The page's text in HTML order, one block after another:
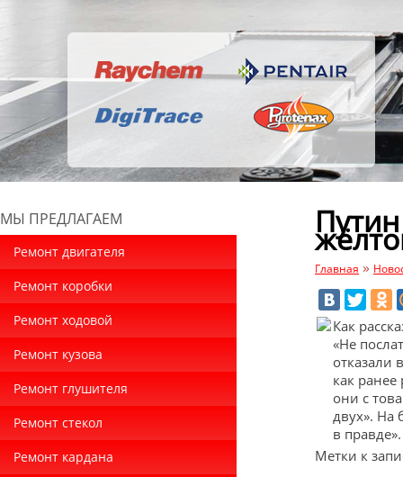
МЫ ПРЕДЛАГАЕМ
Ремонт двигателя
Ремонт коробки
Ремонт ходовой
Ремонт кузова
Ремонт глушителя
Ремонт стекол
Ремонт кардана
Главная »
Как
«Не
отказали
как
они с
двух». На
в
Метки к